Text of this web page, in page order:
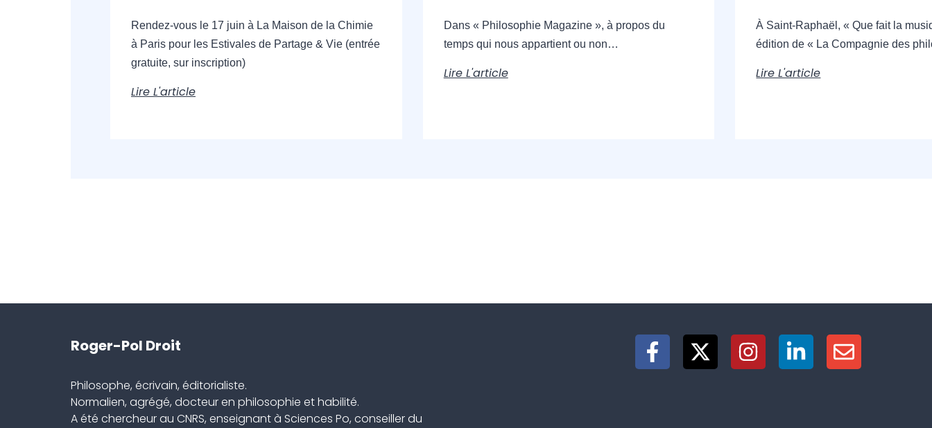
Rendez-vous le 17 juin à La Maison de la Chimie
à Paris pour les Estivales de Partage & Vie (entrée
gratuite, sur inscription)
Lire L'article
Dans « Philosophie Magazine », à propos du
temps qui nous appartient ou non…
Lire L'article
À Saint-Raphaël, « Que fait la
édition de « La Compagnie des
Lire L'article
Roger-Pol Droit
Philosophe, écrivain, éditorialiste.
Normalien, agrégé, docteur en philosophie et habilité.
A été chercheur au CNRS, enseignant à Sciences Po, conseiller du